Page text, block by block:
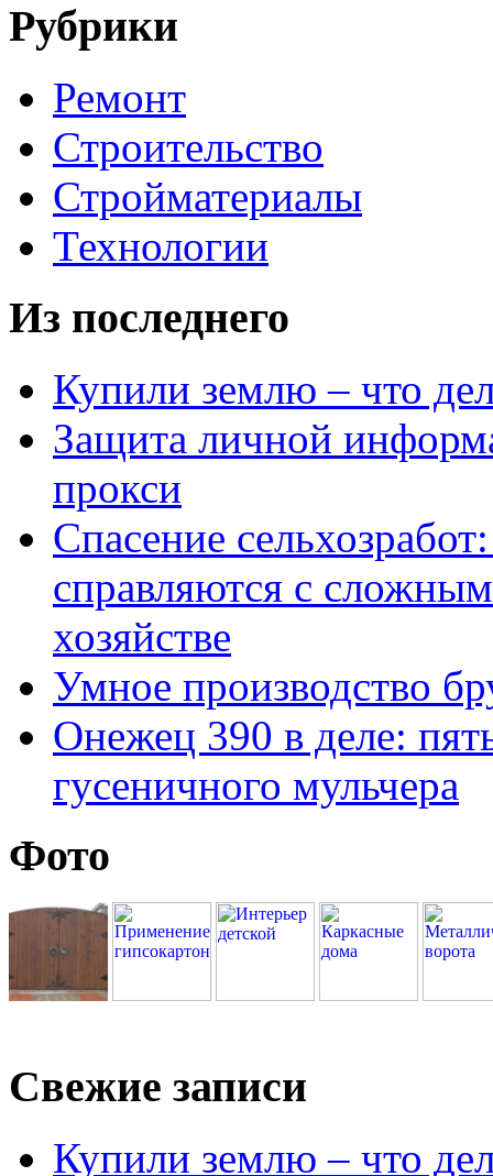
Рубрики
Ремонт
Строительство
Стройматериалы
Технологии
Из последнего
Купили землю – что
Защита личной
прокси
Спасение
справляются с
хозяйстве
Умное производство
Онежец 390 в деле:
гусеничного мульчера
Фото
Свежие записи
Купили землю – что